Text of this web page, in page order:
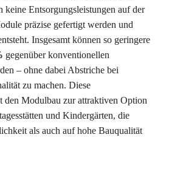
keine Entsorgungsleistungen auf der
präzise gefertigt werden und
Insgesamt können so geringere
gegenüber konventionellen
– ohne dabei Abstriche bei
zu machen. Diese
den Modulbau zur attraktiven Option
und Kindergärten, die
als auch auf hohe Bauqualität